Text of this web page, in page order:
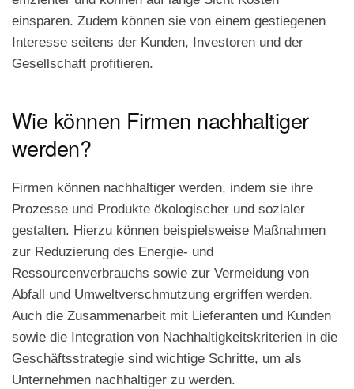
einsparen. Zudem können sie von einem gestiegenen
Interesse seitens der Kunden, Investoren und der
Gesellschaft profitieren.
Wie können Firmen nachhaltiger
werden?
Firmen können nachhaltiger werden, indem sie ihre
Prozesse und Produkte ökologischer und sozialer
gestalten. Hierzu können beispielsweise Maßnahmen
zur Reduzierung des Energie- und
Ressourcenverbrauchs sowie zur Vermeidung von
Abfall und Umweltverschmutzung ergriffen werden.
Auch die Zusammenarbeit mit Lieferanten und Kunden
sowie die Integration von Nachhaltigkeitskriterien in die
Geschäftsstrategie sind wichtige Schritte, um als
Unternehmen nachhaltiger zu werden.